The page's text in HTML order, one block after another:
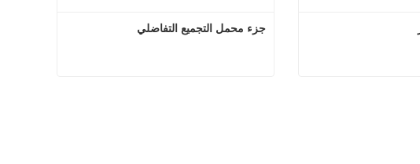
جزء محمل التجميع التفاضلي